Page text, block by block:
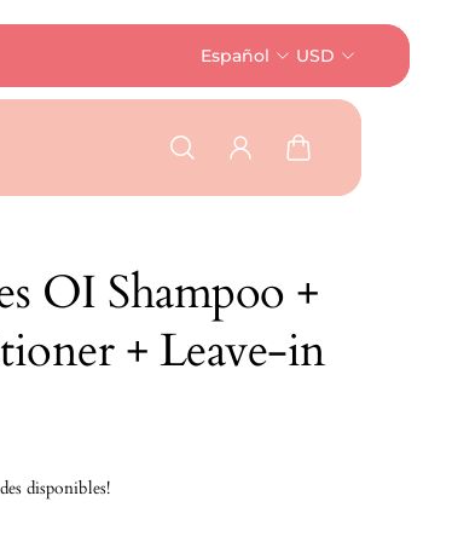
Español USD
OI Shampoo +
+ Leave-in
disponibles!